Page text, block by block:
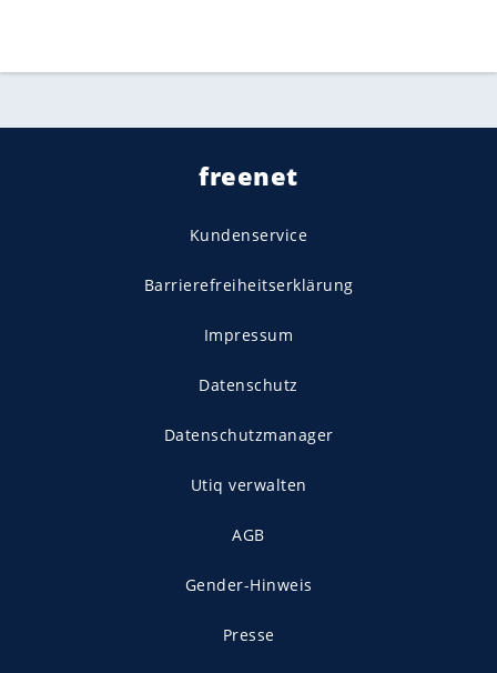
freenet
Kundenservice
Barrierefreiheitserklärung
Impressum
Datenschutz
Datenschutzmanager
Utiq verwalten
AGB
Gender-Hinweis
Presse